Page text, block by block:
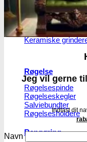
2-Parts grindere
3-Parts grindere
4-Parts grindere
5-Parts grindere
Keramiske
Røgelse
Røgelsespinde
Røgelseskegler
Salviebundter
Røgelsesholdere
Rengøring
Jeg vil gerne
Indtast dit
Navn